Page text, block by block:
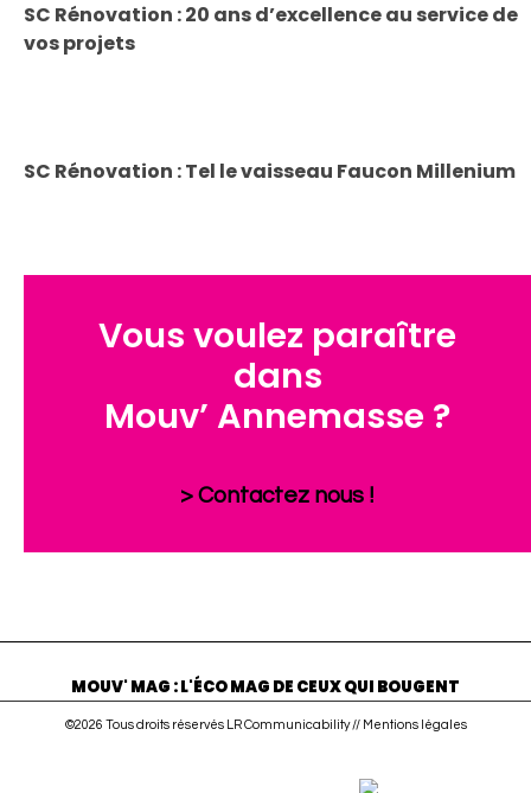
SC Rénovation : 20 ans d’excellence au service de
vos projets
SC Rénovation : Tel le vaisseau Faucon Millenium
Vous voulez paraître
dans
Mouv’ Annemasse ?
> Contactez nous !
MOUV' MAG : L'ÉCO MAG DE CEUX QUI BOUGENT
©2026 Tous droits réservés LR Communicability // Mentions légales